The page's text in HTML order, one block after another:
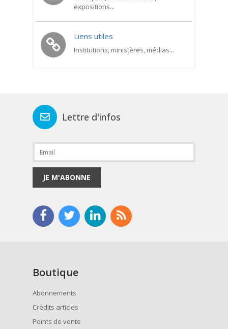
expositions...
Liens utiles
Institutions, ministères, médias...
Lettre d'infos
JE M'ABONNE
Boutique
Abonnements
Crédits articles
Points de vente